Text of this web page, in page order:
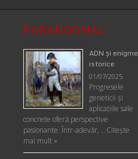
PARANORMAL
ADN şi enigme
istorice
01/07/2025
Progresele
geneticii şi
aplicaţiile sale
concrete oferă perspective
pasionante. Într-adevăr, …Citește
mai mult »